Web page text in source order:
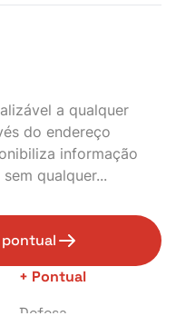
a qualquer
do endereço
informação
qualquer...
pontual
+ Pontual
Defesa